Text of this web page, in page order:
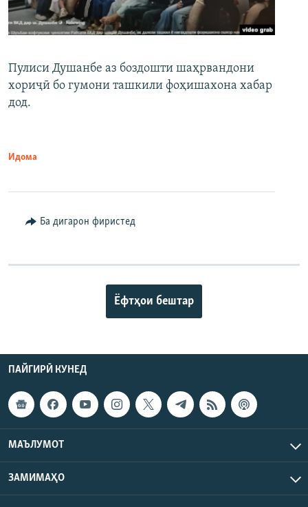
Пулиси Душанбе аз боздошти шаҳрвандони
хориҷӣ бо гумони ташкили фоҳишахона хабар
дод.
Идома
Ба дигарон фиристед
Ёфтҳои бештар
ПАЙГИРӢ КУНЕД
МАЪЛУМОТ
ЗАМИМАҲО